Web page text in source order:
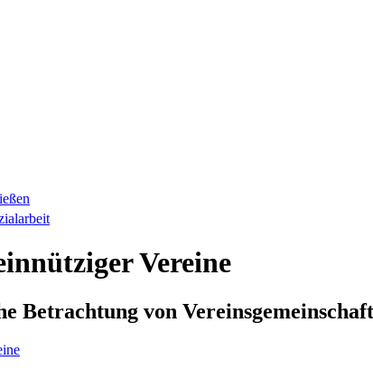
Vereine
Betrachtung von